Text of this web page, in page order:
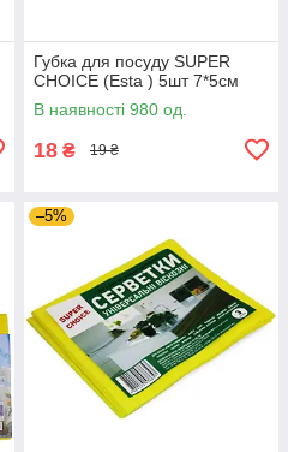
Губка для посуду SUPER
CHOICE (Esta ) 5шт 7*5см
В наявності 980 од.
18 ₴ 19 ₴
–5%